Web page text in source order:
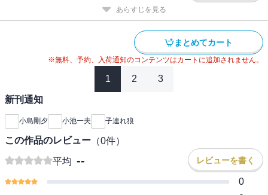
あらすじを見る
まとめてカート
※無料、予約、入荷通知のコンテンツはカートに追加されません。
1 2 3
新刊通知
小島剛夕 小池一夫 子連れ狼
この作品のレビュー （0件）
平均 -- レビューを書く
0